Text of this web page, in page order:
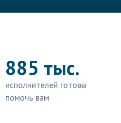
885 тыс.
исполнителей готовы
помочь вам